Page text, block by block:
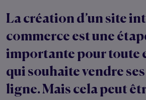
La création d’un site
commerce est une
importante pour toute
qui souhaite vendre
ligne. Mais cela peut